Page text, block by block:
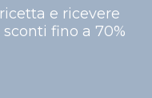
e ricevere
fino a 70%